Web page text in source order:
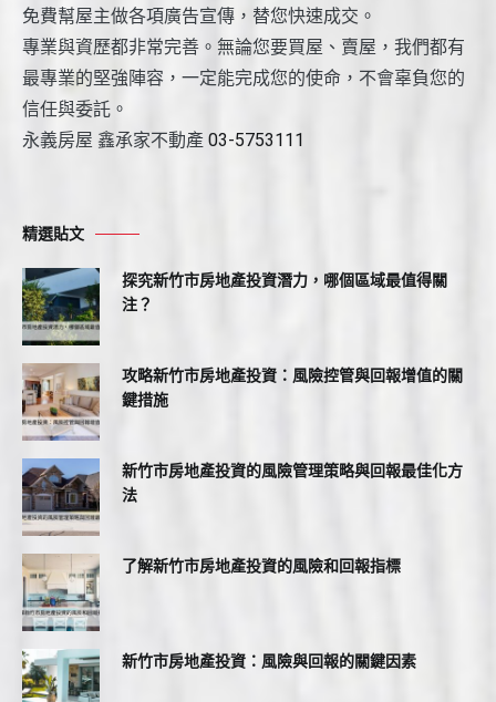
免費幫屋主做各項廣告宣傳，替您快速成交。
專業與資歷都非常完善。無論您要買屋、賣屋，我們都有
最專業的堅強陣容，一定能完成您的使命，不會辜負您的
信任與委託。
永義房屋 鑫承家不動產 03-5753111
精選貼文
探究新竹市房地產投資潛力，哪個區域最值得關
注？
攻略新竹市房地產投資：風險控管與回報增值的關
鍵措施
新竹市房地產投資的風險管理策略與回報最佳化方
法
了解新竹市房地產投資的風險和回報指標
新竹市房地產投資：風險與回報的關鍵因素